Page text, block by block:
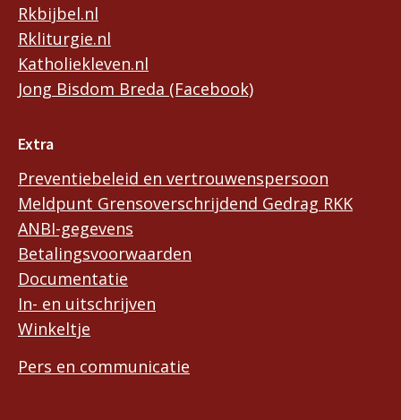
Rkbijbel.nl
Rkliturgie.nl
Katholiekleven.nl
Jong Bisdom Breda (Facebook)
Extra
Preventiebeleid en vertrouwenspersoon
Meldpunt Grensoverschrijdend Gedrag RKK
ANBI-gegevens
Betalingsvoorwaarden
Documentatie
In- en uitschrijven
Winkeltje
Pers en communicatie